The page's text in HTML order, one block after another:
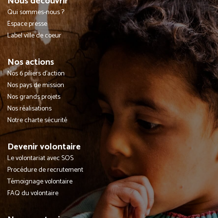
Qui sommes-nous ?
Espace presse
Label ville de coeur
Nos actions
Nos 6 piliers d'action
Nos pays de mission
Nos grands projets
Nos réalisations
Notre charte sécurité
Devenir volontaire
Le volontariat avec SOS
Procédure de recrutement
Témoignage volontaire
FAQ du volontaire